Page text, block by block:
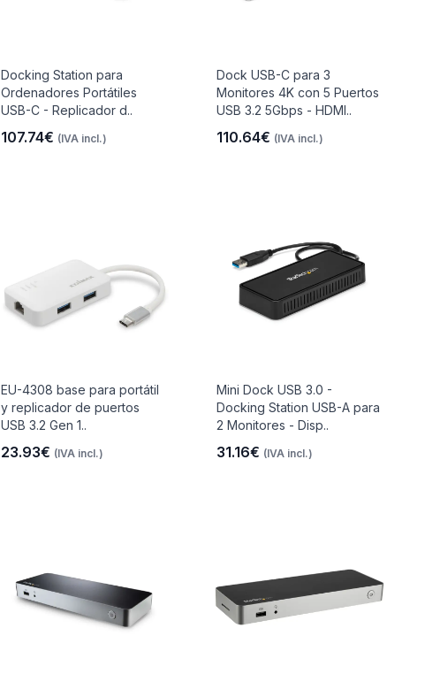
Docking Station para
Ordenadores Portátiles
USB-C - Replicador d..
107.74€ (IVA incl.)
Dock USB-C para 3
Monitores 4K con 5 Puertos
USB 3.2 5Gbps - HDMI..
110.64€ (IVA incl.)
EU-4308 base para portátil
y replicador de puertos
USB 3.2 Gen 1..
23.93€ (IVA incl.)
Mini Dock USB 3.0 -
Docking Station USB-A para
2 Monitores - Disp..
31.16€ (IVA incl.)